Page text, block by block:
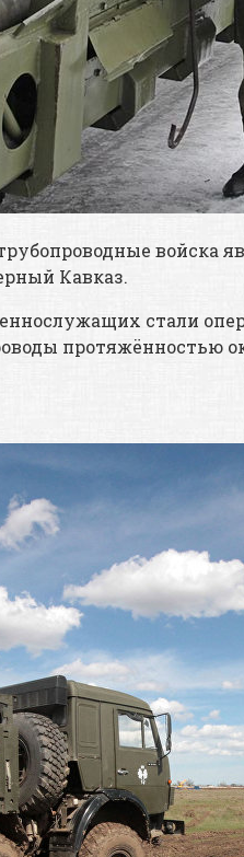
войска
Кавказ.
стали
протяжённостью